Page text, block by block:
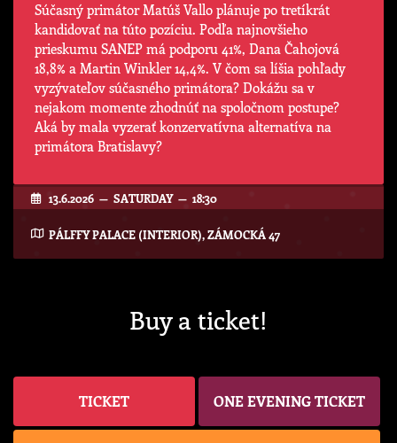
Súčasný primátor Matúš Vallo plánuje po tretíkrát
kandidovať na túto pozíciu. Podľa najnovšieho
prieskumu SANEP má podporu 41%, Dana Čahojová
18,8% a Martin Winkler 14,4%. V čom sa líšia pohľady
vyzývateľov súčasného primátora? Dokážu sa v
nejakom momente zhodnúť na spoločnom postupe?
Aká by mala vyzerať konzervatívna alternatíva na
primátora Bratislavy?
13.6.2026 — SATURDAY — 18:30
PÁLFFY PALACE (INTERIOR), ZÁMOCKÁ 47
Buy a ticket!
TICKET ONE EVENING TICKET